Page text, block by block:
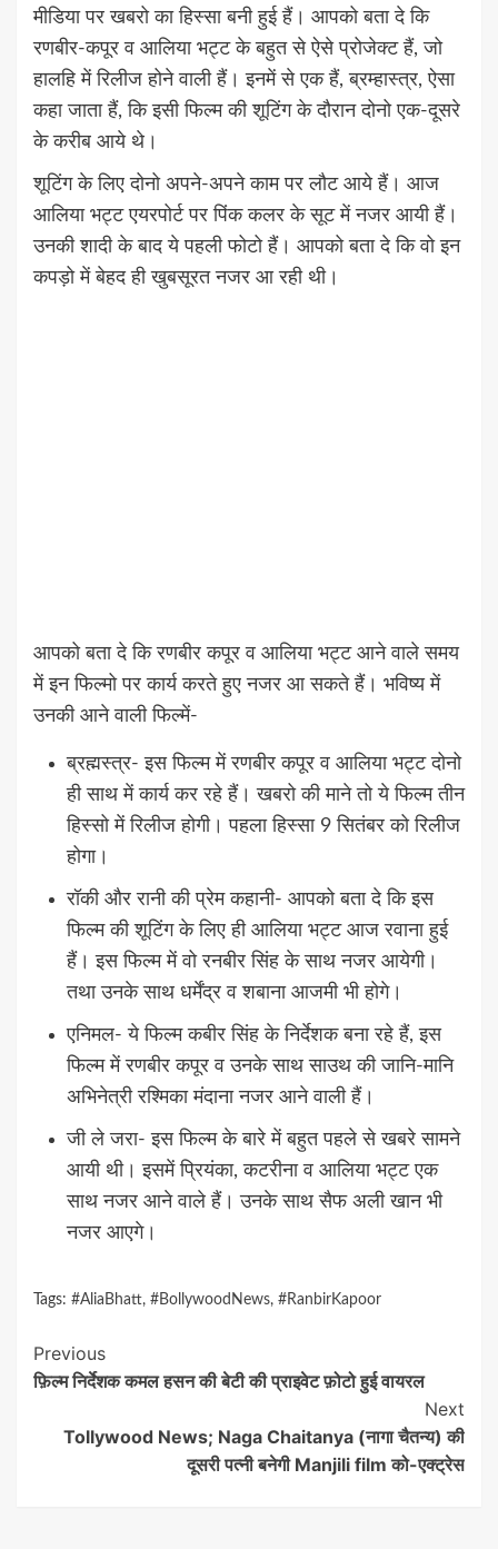
मीडिया पर खबरो का हिस्सा बनी हुई हैं। आपको बता दे कि
रणबीर-कपूर व आलिया भट्ट के बहुत से ऐसे प्रोजेक्ट हैं, जो
हालहि में रिलीज होने वाली हैं। इनमें से एक हैं, ब्रम्हास्त्र, ऐसा
कहा जाता हैं, कि इसी फिल्म की शूटिंग के दौरान दोनो एक-दूसरे
के करीब आये थे।
शूटिंग के लिए दोनो अपने-अपने काम पर लौट आये हैं। आज
आलिया भट्ट एयरपोर्ट पर पिंक कलर के सूट में नजर आयी हैं।
उनकी शादी के बाद ये पहली फोटो हैं। आपको बता दे कि वो इन
कपड़ो में बेहद ही खुबसूरत नजर आ रही थी।
आपको बता दे कि रणबीर कपूर व आलिया भट्ट आने वाले समय
में इन फिल्मो पर कार्य करते हुए नजर आ सकते हैं। भविष्य में
उनकी आने वाली फिल्में-
ब्रह्मस्त्र- इस फिल्म में रणबीर कपूर व आलिया भट्ट दोनो
ही साथ में कार्य कर रहे हैं। खबरो की माने तो ये फिल्म तीन
हिस्सो में रिलीज होगी। पहला हिस्सा 9 सितंबर को रिलीज
होगा।
रॉकी और रानी की प्रेम कहानी- आपको बता दे कि इस
फिल्म की शूटिंग के लिए ही आलिया भट्ट आज रवाना हुई
हैं। इस फिल्म में वो रनबीर सिंह के साथ नजर आयेगी।
तथा उनके साथ धर्मेंद्र व शबाना आजमी भी होगे।
एनिमल- ये फिल्म कबीर सिंह के निर्देशक बना रहे हैं, इस
फिल्म में रणबीर कपूर व उनके साथ साउथ की जानि-मानि
अभिनेत्री रश्मिका मंदाना नजर आने वाली हैं।
जी ले जरा- इस फिल्म के बारे में बहुत पहले से खबरे सामने
आयी थी। इसमें प्रियंका, कटरीना व आलिया भट्ट एक
साथ नजर आने वाले हैं। उनके साथ सैफ अली खान भी
नजर आएगे।
Tags: #AliaBhatt, #BollywoodNews, #RanbirKapoor
Continue
Reading
Previous
फ़िल्म निर्देशक कमल हसन की बेटी की प्राइवेट फ़ोटो हुई वायरल
Next
Tollywood News; Naga Chaitanya (नागा चैतन्य) की
दूसरी पत्नी बनेगी Manjili film को-एक्ट्रेस